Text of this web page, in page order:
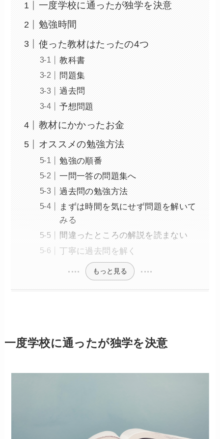
一度学校に通ったが独学を決意
勉強時間
使った教材はたったの4つ
教科書
問題集
過去問
予想問題
教材にかかったお金
オススメの勉強方法
勉強の順番
一問一答の問題集へ
過去問の勉強方法
まずは時間を気にせず問題を解いて
みる
間違ったところの解説を読まない
丁寧に過去問を解く
もっと見る
一度学校に通ったが独学を決意